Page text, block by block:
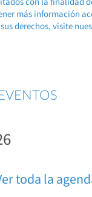
más información
derechos, visite
toda la